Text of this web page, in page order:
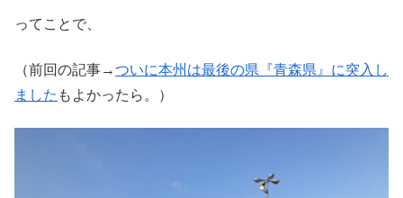
ってことで、
（前回の記事→ついに本州は最後の県『青森県』に突入し
ました もよかったら。）